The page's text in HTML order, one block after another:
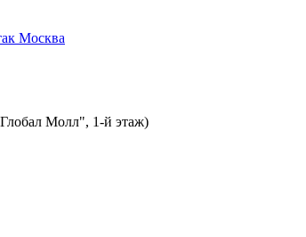
Молл", 1-й этаж)